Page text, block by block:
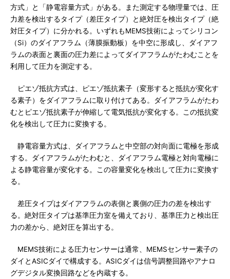
方式」と「静電容量方式」がある。また測定する物理量では、圧
力差を検出するタイプ（差圧タイプ）と絶対圧を検出タイプ（絶
対圧タイプ）に分かれる。いずれもMEMS技術によってシリコン
（Si）のダイアフラム（薄膜振動板）を中空に形成し、ダイアフ
ラムの表面と裏面の圧力差によってダイアフラムがたわむことを
利用して圧力を測定する。
ピエゾ抵抗方式は、ピエゾ抵抗素子（変形すると抵抗が変化す
る素子）をダイアフラムに取り付けてある。ダイアフラムがたわ
むとピエゾ抵抗素子が伸縮して電気抵抗が変化する。この抵抗変
化を検出して圧力に変換する。
静電容量方式は、ダイアフラムと中空部の対向面に電極を形成
する。ダイアフラムがたわむと、ダイアフラム電極と対向電極に
よる静電容量が変化する。この容量変化を検出して圧力に変換す
る。
差圧タイプはダイアフラムの表側と裏側の圧力の差を検出す
る。絶対圧タイプは基準圧力室を備えており、基準圧力と検出圧
力の差から、絶対圧を算出する。
MEMS技術による圧力センサーは通常、MEMSセンサー素子の
ダイとASICダイで構成する。ASICダイは信号調整回路やアナロ
グデジタル変換回路などを内蔵する。